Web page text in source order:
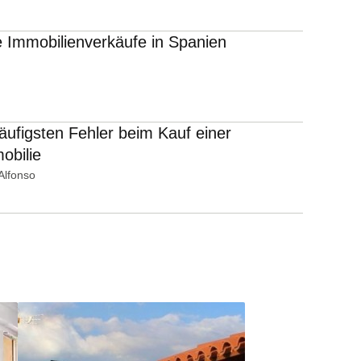
Immobilienverkäufe in Spanien
Fehler beim Kauf einer